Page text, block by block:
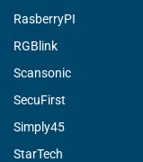
RasberryPI
RGBlink
Scansonic
SecuFirst
Simply45
StarTech